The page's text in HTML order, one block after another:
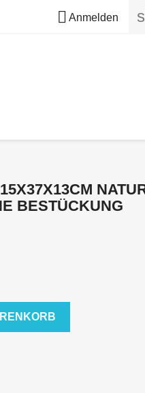
 Anmelden
BESTÜCKUNG